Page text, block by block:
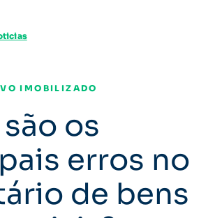
IMOBILIZADO
os
erros no
de bens